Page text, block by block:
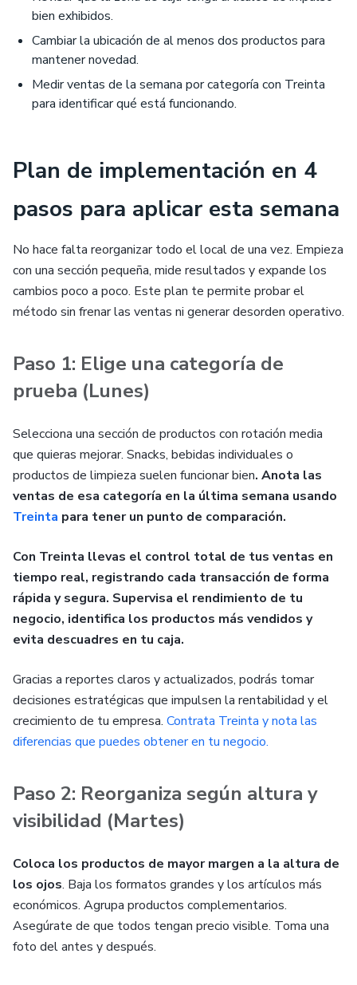
bien exhibidos.
Cambiar la ubicación de al menos dos productos para
mantener novedad.
Medir ventas de la semana por categoría con Treinta
para identificar qué está funcionando.
Plan de implementación en 4
pasos para aplicar esta semana
No hace falta reorganizar todo el local de una vez. Empieza
con una sección pequeña, mide resultados y expande los
cambios poco a poco. Este plan te permite probar el
método sin frenar las ventas ni generar desorden operativo.
Paso 1: Elige una categoría de
prueba (Lunes)
Selecciona una sección de productos con rotación media
que quieras mejorar. Snacks, bebidas individuales o
productos de limpieza suelen funcionar bien. Anota las
ventas de esa categoría en la última semana usando
Treinta para tener un punto de comparación.
Con Treinta llevas el control total de tus ventas en
tiempo real, registrando cada transacción de forma
rápida y segura. Supervisa el rendimiento de tu
negocio, identifica los productos más vendidos y
evita descuadres en tu caja.
Gracias a reportes claros y actualizados, podrás tomar
decisiones estratégicas que impulsen la rentabilidad y el
crecimiento de tu empresa. Contrata Treinta y nota las
diferencias que puedes obtener en tu negocio.
Paso 2: Reorganiza según altura y
visibilidad (Martes)
Coloca los productos de mayor margen a la altura de
los ojos. Baja los formatos grandes y los artículos más
económicos. Agrupa productos complementarios.
Asegúrate de que todos tengan precio visible. Toma una
foto del antes y después.